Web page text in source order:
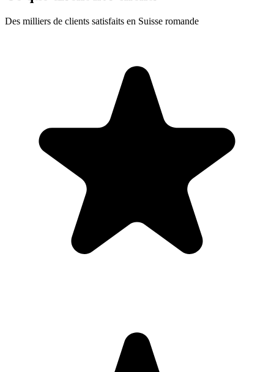
Des milliers de clients satisfaits en Suisse romande